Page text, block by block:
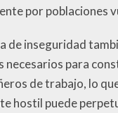
por poblaciones
de inseguridad
necesarios para
de trabajo, lo
hostil puede